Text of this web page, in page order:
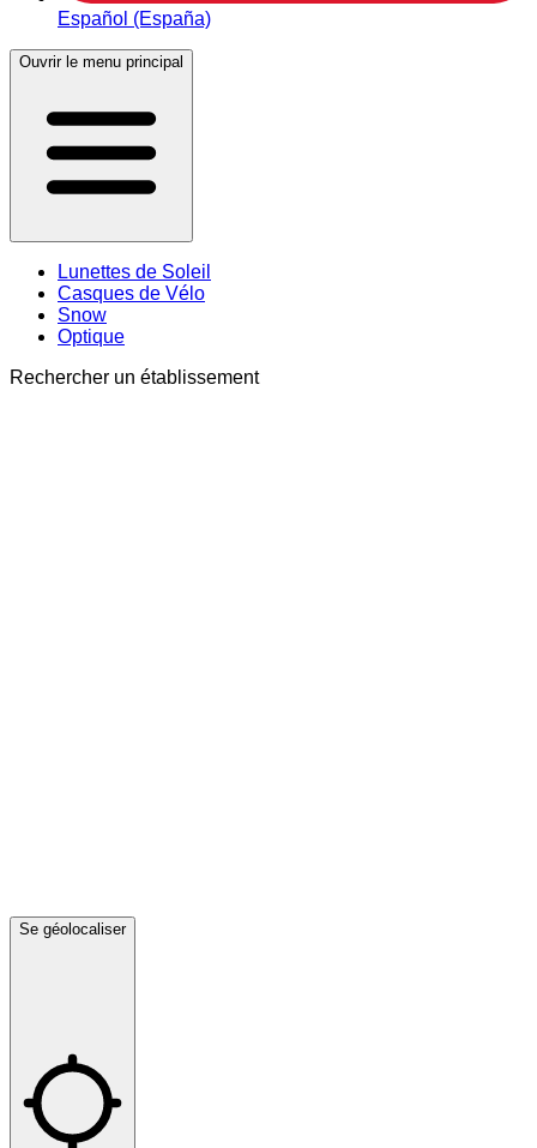
Español (España)
Ouvrir le menu principal
Lunettes de Soleil
Casques de Vélo
Snow
Optique
Rechercher un établissement
Se géolocaliser